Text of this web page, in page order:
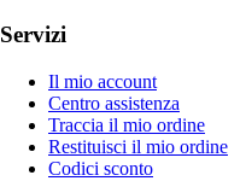
Servizi
Il mio account
Centro assistenza
Traccia il mio ordine
Restituisci il mio ordine
Codici sconto